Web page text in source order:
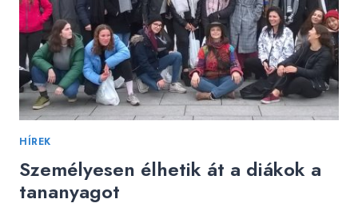
HÍREK
Személyesen élhetik át a diákok a
tananyagot